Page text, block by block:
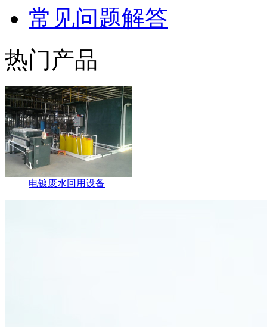
常见问题解答
热门产品
电镀废水回用设备